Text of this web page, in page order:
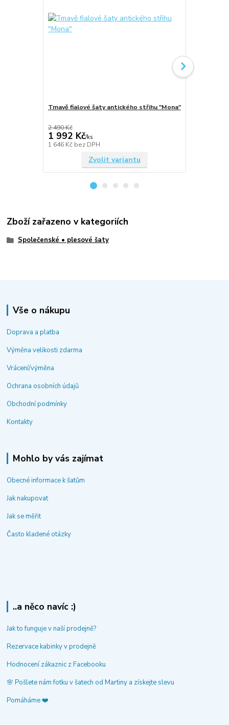
Tmavě fialové šaty antického střihu "Mona"
2 490 Kč
1 992 Kč/ks
1 646 Kč bez DPH
Zvolit variantu
Zboží zařazeno v kategoriích
Společenské • plesové šaty
Vše o nákupu
Doprava a platba
Výměna velikosti zdarma
Vrácení/výměna
Ochrana osobních údajů
Obchodní podmínky
Kontakty
Mohlo by vás zajímat
Obecné informace k šatům
Jak nakupovat
Jak se měřit
Často kladené otázky
..a něco navíc :)
Jak to funguje v naší prodejně?
Rezervace kabinky v prodejně
Hodnocení zákaznic z Facebooku
🌸 Pošlete nám fotku v šatech od Martiny a získejte slevu
Pomáháme ❤️